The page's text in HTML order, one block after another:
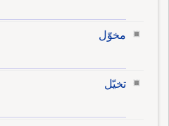
مخوّل
تخيّل